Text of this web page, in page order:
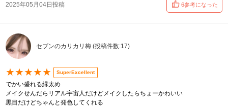
2025年05月04日投稿 6参考になった
セブンのカリカリ梅 (投稿件数:17)
★★★★★ SuperExcellent
でかい盛れる縁太め
メイクせんだらリアル宇宙人だけどメイクしたらちょーかわいい
黒目だけどちゃんと発色してくれる